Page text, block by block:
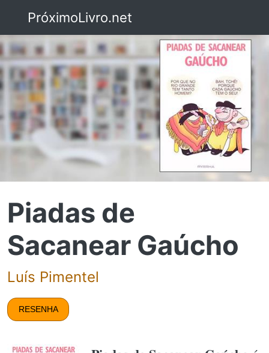
PróximoLivro.net
Piadas de
Sacanear Gaúcho
Luís Pimentel
RESENHA